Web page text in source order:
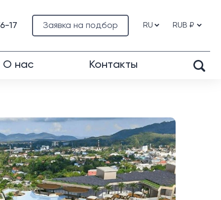
Заявка на подбор
17
О нас Контакты